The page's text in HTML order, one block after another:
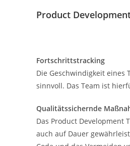
Product
Fortschrittstracking
Die Geschwindigkeit eines
sinnvoll. Das Team ist
Qualitätssichernde
Das Product Development
auch auf Dauer